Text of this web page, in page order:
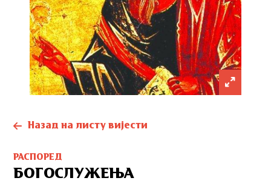
Назад на листу вијести
РАСПОРЕД
БОГОСЛУЖЕЊА